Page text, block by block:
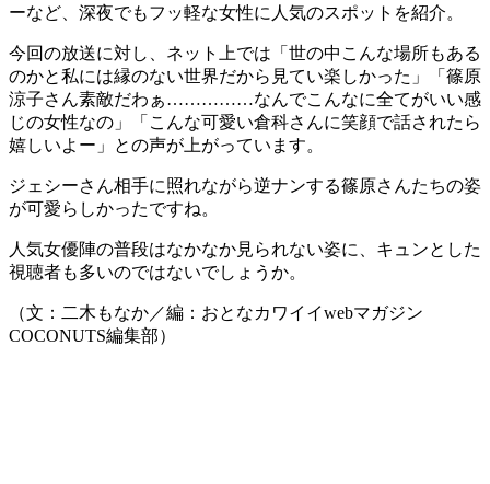
ーなど、深夜でもフッ軽な女性に人気のスポットを紹介。
今回の放送に対し、ネット上では「世の中こんな場所もある
のかと私には縁のない世界だから見てい楽しかった」「篠原
涼子さん素敵だわぁ……………なんでこんなに全てがいい感
じの女性なの」「こんな可愛い倉科さんに笑顔で話されたら
嬉しいよー」との声が上がっています。
ジェシーさん相手に照れながら逆ナンする篠原さんたちの姿
が可愛らしかったですね。
人気女優陣の普段はなかなか見られない姿に、キュンとした
視聴者も多いのではないでしょうか。
（文：二木もなか／編：おとなカワイイwebマガジン
COCONUTS編集部）